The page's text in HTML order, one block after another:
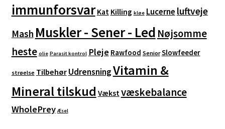
immunforsvar Kat Killing kløe Lucerne luftveje
Mash Muskler - Sener - Led Nøjsomme
heste olie Parasit kontrol Pleje Rawfood Senior Slowfeeder
strøelse Tilbehør UdrensningVitamin &
Mineral tilskud Vækst væskebalance
WholePrey Æsel